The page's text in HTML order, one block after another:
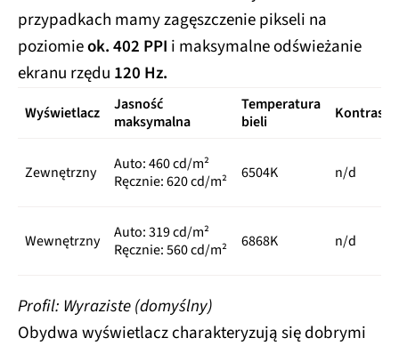
przypadkach mamy zagęszczenie pikseli na
poziomieok. 402 PPI i maksymalne odświeżanie
ekranu rzędu 120 Hz.
Wyświetlacz
Jasność
maksymalna
Temperatura
bieli
Kontrast
Zewnętrzny
Auto: 460 cd/m²
Ręcznie: 620 cd/m²
6504K n/d
Wewnętrzny
Auto: 319 cd/m²
Ręcznie: 560 cd/m²
6868K n/d
Profil: Wyraziste (domyślny)
Obydwa wyświetlacz charakteryzują się dobrymi